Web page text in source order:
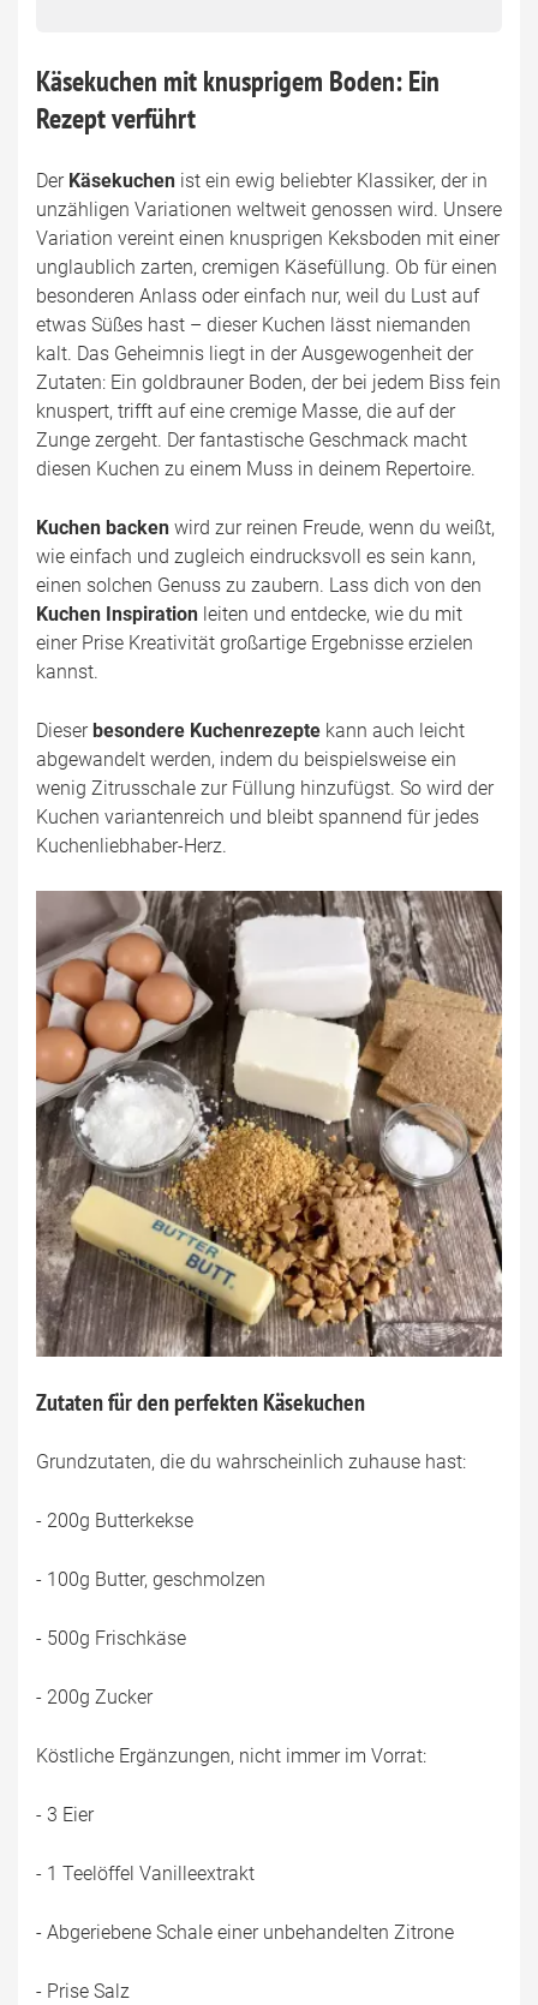
Käsekuchen mit knusprigem Boden: Ein
Rezept verführt
Der Käsekuchen ist ein ewig beliebter Klassiker, der in
unzähligen Variationen weltweit genossen wird. Unsere
Variation vereint einen knusprigen Keksboden mit einer
unglaublich zarten, cremigen Käsefüllung. Ob für einen
besonderen Anlass oder einfach nur, weil du Lust auf
etwas Süßes hast – dieser Kuchen lässt niemanden
kalt. Das Geheimnis liegt in der Ausgewogenheit der
Zutaten: Ein goldbrauner Boden, der bei jedem Biss fein
knuspert, trifft auf eine cremige Masse, die auf der
Zunge zergeht. Der fantastische Geschmack macht
diesen Kuchen zu einem Muss in deinem Repertoire.
Kuchen backen wird zur reinen Freude, wenn du weißt,
wie einfach und zugleich eindrucksvoll es sein kann,
einen solchen Genuss zu zaubern. Lass dich von den
Kuchen Inspiration leiten und entdecke, wie du mit
einer Prise Kreativität großartige Ergebnisse erzielen
kannst.
Dieserbesondere Kuchenrezepte kann auch leicht
abgewandelt werden, indem du beispielsweise ein
wenig Zitrusschale zur Füllung hinzufügst. So wird der
Kuchen variantenreich und bleibt spannend für jedes
Kuchenliebhaber-Herz.
Zutaten für den perfekten Käsekuchen
Grundzutaten, die du wahrscheinlich zuhause hast:
- 200g Butterkekse
- 100g Butter, geschmolzen
- 500g Frischkäse
- 200g Zucker
Köstliche Ergänzungen, nicht immer im Vorrat:
- 3 Eier
- 1 Teelöffel Vanilleextrakt
- Abgeriebene Schale einer unbehandelten Zitrone
- Prise Salz